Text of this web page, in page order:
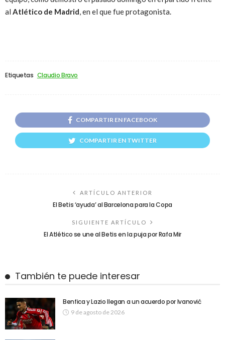
al Atlético de Madrid , en el que fue protagonista.
Etiquetas Claudio Bravo
COMPARTIR EN FACEBOOK
COMPARTIR EN TWITTER
ARTÍCULO ANTERIOR
El Betis ‘ayuda’ al Barcelona para la Copa
SIGUIENTE ARTÍCULO
El Atlético se une al Betis en la puja por Rafa Mir
También te puede interesar
Benfica y Lazio llegan a un acuerdo por Ivanović
9 de agosto de 2026